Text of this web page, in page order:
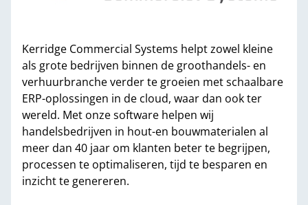
Kerridge Commercial Systems helpt zowel kleine
als grote bedrijven binnen de groothandels- en
verhuurbranche verder te groeien met schaalbare
ERP-oplossingen in de cloud, waar dan ook ter
wereld. Met onze software helpen wij
handelsbedrijven in hout-en bouwmaterialen al
meer dan 40 jaar om klanten beter te begrijpen,
processen te optimaliseren, tijd te besparen en
inzicht te genereren.